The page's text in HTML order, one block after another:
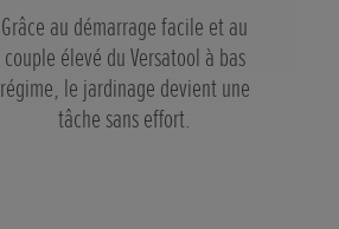
Grâce au démarrage facile et au
couple élevé du Versatool à bas
régime, le jardinage devient une
tâche sans effort.